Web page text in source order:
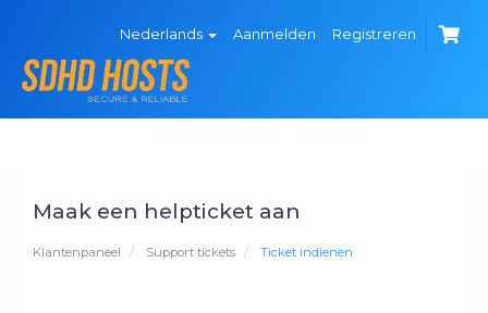
Nederlands Aanmelden Registreren
Maak een helpticket aan
Klantenpaneel Support tickets Ticket indienen